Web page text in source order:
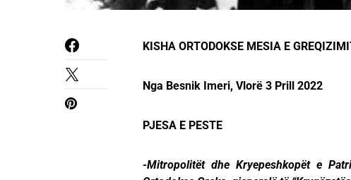
KISHA ORTODOKSE MESIA E
Nga Besnik Imeri, Vlorë 3 Prill 2022
PJESA E PESTE
-Mitropolitët dhe Kryepeshkopët e